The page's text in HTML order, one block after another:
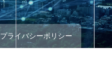
プライバシーポリシー